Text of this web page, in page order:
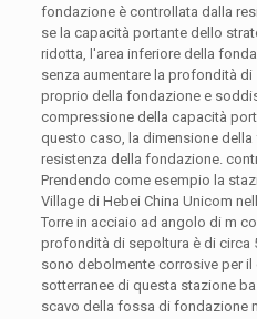
fondazione è controllata dalla
se la capacità portante dello
ridotta, l'area inferiore della
senza aumentare la profondità
proprio della fondazione e
compressione della capacità
questo caso, la dimensione
resistenza della fondazione.
Prendendo come esempio la
Village di Hebei China Unicom
Torre in acciaio ad angolo di m
profondità di sepoltura è di circa
sono debolmente corrosive per
sotterranee di questa stazione
scavo della fossa di fondazione